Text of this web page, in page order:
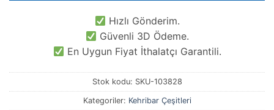
Hızlı Gönderim.
Güvenli 3D Ödeme.
En Uygun Fiyat İthalatçı Garantili.
Stok kodu: SKU-103828
Kategoriler: Kehribar Çeşitleri